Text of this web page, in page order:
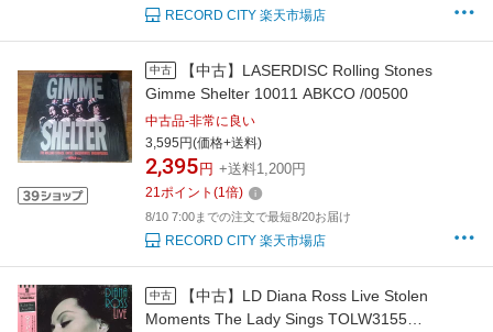
RECORD CITY 楽天市場店
中古
【中古】LASERDISC Rolling Stones
Gimme Shelter 10011 ABKCO /00500
中古品-非常に良い
3,595円(価格+送料)
2,395 円 +送料1,200円
21ポイント (1倍)
8/10 7:00までの注文で最短8/20お届け
RECORD CITY 楽天市場店
中古
【中古】LD Diana Ross Live Stolen
Moments The Lady Sings TOLW3155